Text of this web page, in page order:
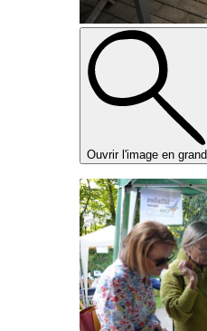
Ouvrir l'image en grand